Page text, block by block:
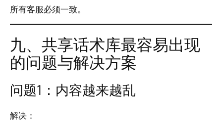
所有客服必须一致。
九、共享话术库最容易出现
的问题与解决方案
问题1：内容越来越乱
解决：